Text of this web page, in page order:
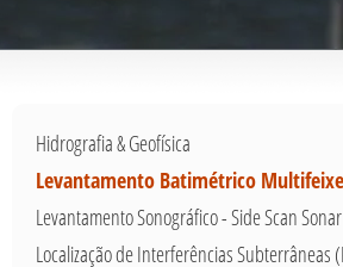
Hidrografia & Geofísica
Levantamento Batimétrico
Levantamento Sonográfico - Side Scan Sonar
Localização de Interferências Subterrâneas